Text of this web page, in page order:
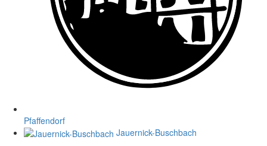
Pfaffendorf
Jauernick-Buschbach